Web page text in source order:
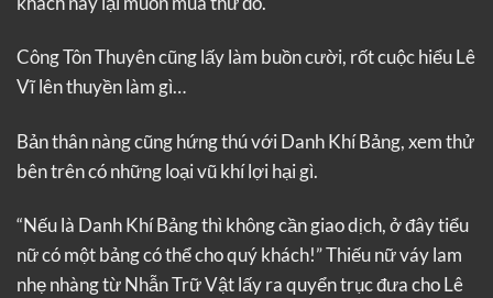
Công Tôn Thuyên cũng lấy làm buồn cười, rốt cuộc hiểu Lê
Vĩ lên thuyền làm gì…
Bản thân nàng cũng hứng thú với Danh Khí Bảng, xem thử
bên trên có những loại vũ khí lợi hại gì.
“Nếu là Danh Khí Bảng thì không cần giao dịch, ở đây tiểu
nữ có một bảng có thể cho quý khách!” Thiếu nữ váy lam
nhẹ nhàng từ Nhẫn Trữ Vật lấy ra quyển trục đưa cho Lê